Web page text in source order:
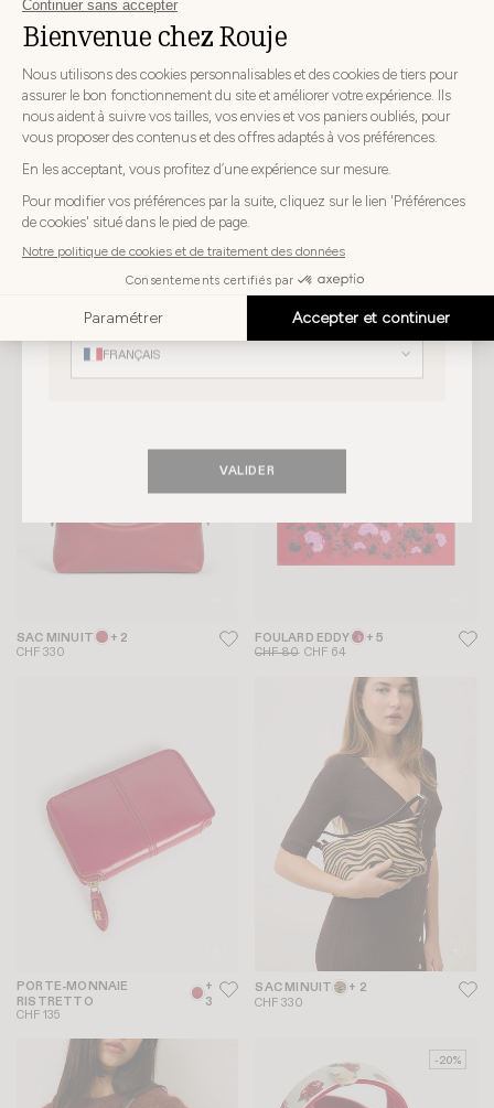
LANGUE AVANT DE PASSER VOTRE COMMANDE
Choisissez
votre
pays
Choisissez votre pays
SUISSE
Choisissez
langue
FRANÇAIS
VALIDER
ESCARPINS ROSA + 2
PORTE-MONNAIE
RISTRETTO
SAC MINUIT + 2
CHF 330
FOULARD EDDY + 5
CHF 80 CHF 64
PORTE-MONNAIE
RISTRETTO
+
3
CHF 135
SAC MINUIT + 2
CHF 330
-20%